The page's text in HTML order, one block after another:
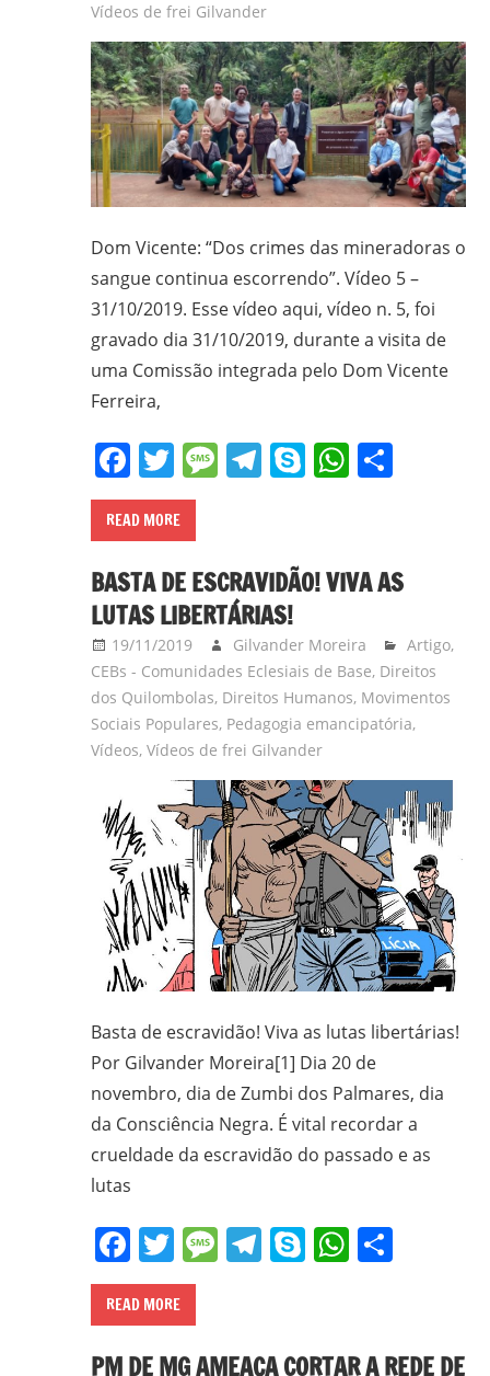
Vídeos de frei Gilvander
Dom Vicente: “Dos crimes das mineradoras o
sangue continua escorrendo”. Vídeo 5 –
31/10/2019. Esse vídeo aqui, vídeo n. 5, foi
gravado dia 31/10/2019, durante a visita de
uma Comissão integrada pelo Dom Vicente
Ferreira,
Facebook
Twitter
Message
Telegram
SkypeShare
READ MORE
BASTA DE ESCRAVIDÃO! VIVA AS
LUTAS LIBERTÁRIAS!
19/11/2019 Gilvander Moreira Artigo,
CEBs - Comunidades Eclesiais de Base, Direitos
dos Quilombolas, Direitos Humanos, Movimentos
Sociais Populares, Pedagogia emancipatória,
Vídeos, Vídeos de frei Gilvander
Basta de escravidão! Viva as lutas libertárias!
Por Gilvander Moreira[1] Dia 20 de
novembro, dia de Zumbi dos Palmares, dia
da Consciência Negra. É vital recordar a
crueldade da escravidão do passado e as
lutas
Facebook
Twitter
Message
Telegram
SkypeShare
READ MORE
PM DE MG AMEAÇA CORTAR A REDE DE